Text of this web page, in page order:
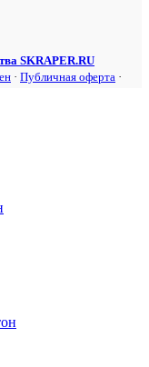
SKRAPER.RU
· Публичная оферта ·